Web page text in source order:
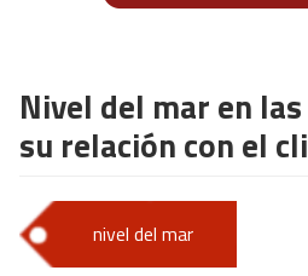
Nivel del mar en
su relación con el
nivel del mar